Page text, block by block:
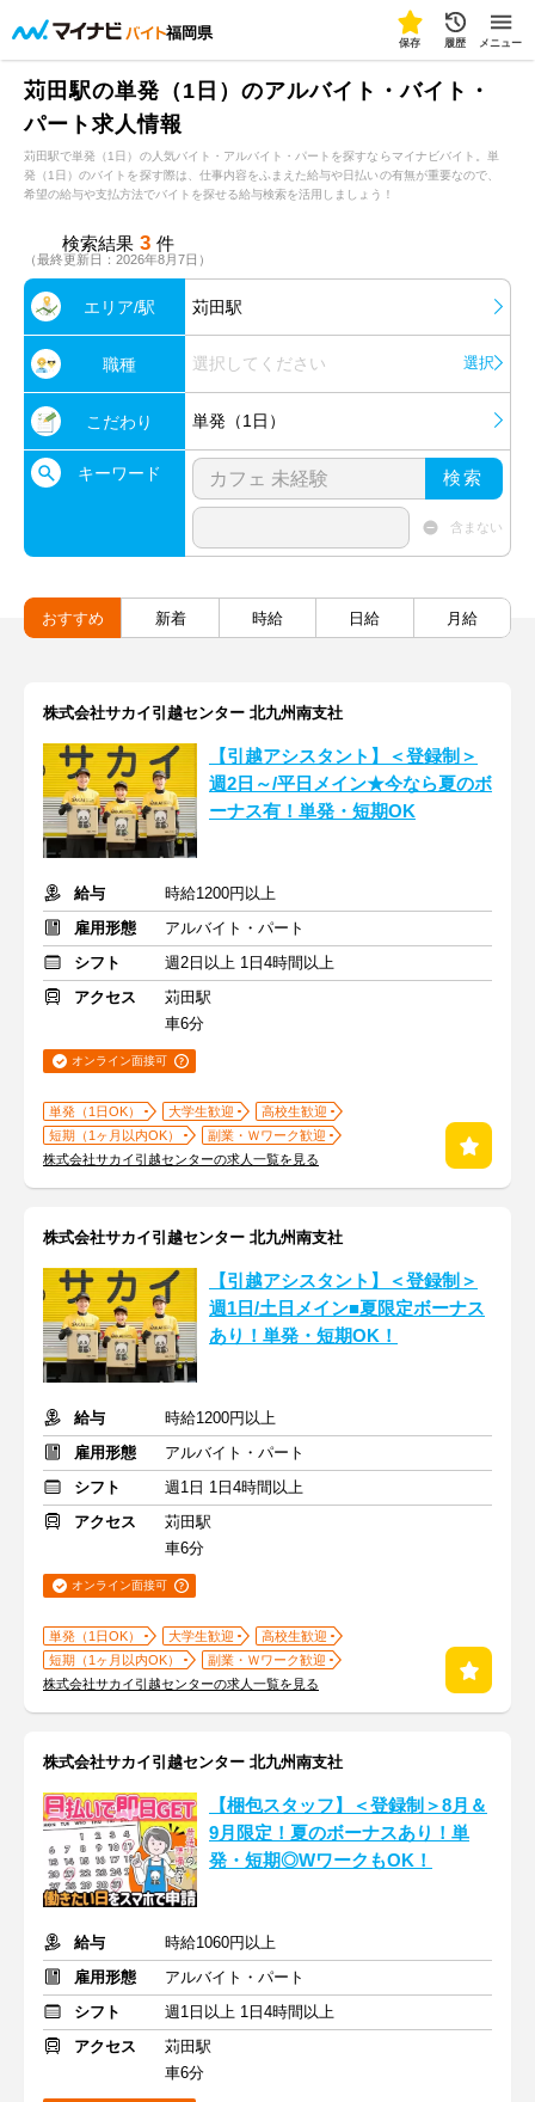
福岡県
保存 履歴 メニュー
苅田駅の単発（1日）のアルバイト・バイト・
パート求人情報
苅田駅で単発（1日）の人気バイト・アルバイト・パートを探すならマイナビバイト。単
発（1日）のバイトを探す際は、仕事内容をふまえた給与や日払いの有無が重要なので、
希望の給与や支払方法でバイトを探せる給与検索を活用しましょう！
検索結果 3 件
（最終更新日：2026年8月7日）
エリア/駅 苅田駅
職種 選択してください 選択
こだわり 単発（1日）
キーワード 検索
含まない
おすすめ 新着 時給 日給 月給
株式会社サカイ引越センター 北九州南支社
【引越アシスタント】＜登録制＞
週2日～/平日メイン★今なら夏のボ
ーナス有！単発・短期OK
給与
時給1200円以上
雇用形態
アルバイト・パート
シフト
週2日以上 1日4時間以上
アクセス
苅田駅
車6分
オンライン面接可
単発（1日OK） 大学生歓迎
高校生歓迎
短期（1ヶ月以内OK）
副業・Ｗワーク歓迎
株式会社サカイ引越センターの求人一覧を見る
株式会社サカイ引越センター 北九州南支社
【引越アシスタント】＜登録制＞
週1日/土日メイン■夏限定ボーナス
あり！単発・短期OK！
給与
時給1200円以上
雇用形態
アルバイト・パート
シフト
週1日 1日4時間以上
アクセス
苅田駅
車6分
オンライン面接可
単発（1日OK） 大学生歓迎
高校生歓迎
短期（1ヶ月以内OK）
副業・Ｗワーク歓迎
株式会社サカイ引越センターの求人一覧を見る
株式会社サカイ引越センター 北九州南支社
【梱包スタッフ】＜登録制＞8月＆
9月限定！夏のボーナスあり！単
発・短期◎WワークもOK！
給与
時給1060円以上
雇用形態
アルバイト・パート
シフト
週1日以上 1日4時間以上
アクセス
苅田駅
車6分